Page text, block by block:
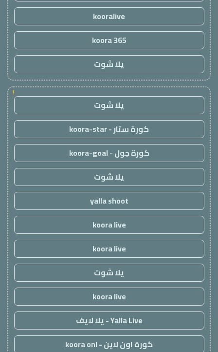
kooralive
koora 365
يلا شوت
!
يلا شوت
كورة ستار - koora-star
كورة جول - koora-goal
يلا شوت
yalla shoot
koora live
koora live
يلا شوت
koora live
Yalla Live - يلا لايف
كورة اون لاين - koora onl